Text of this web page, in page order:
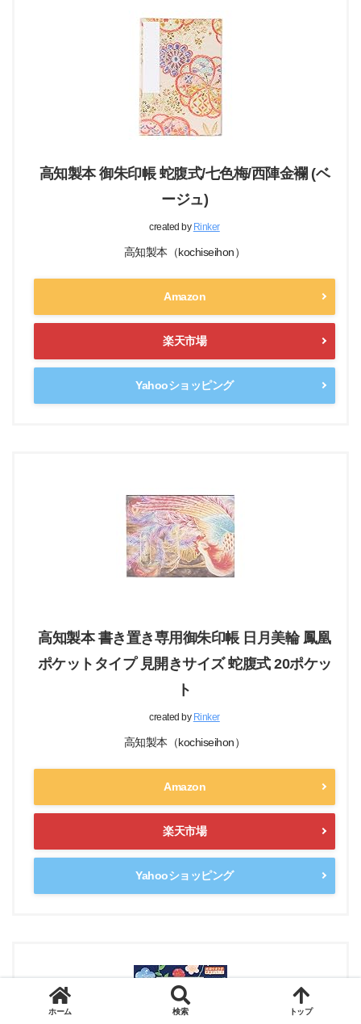
高知製本 御朱印帳 蛇腹式/七色梅/西陣金襴 (ベ
ージュ)
created by Rinker
高知製本（kochiseihon）
Amazon
楽天市場
Yahooショッピング
高知製本 書き置き専用御朱印帳 日月美輪 鳳凰
ポケットタイプ 見開きサイズ 蛇腹式 20ポケッ
ト
created by Rinker
高知製本（kochiseihon）
Amazon
楽天市場
Yahooショッピング
ホーム 検索 トップ